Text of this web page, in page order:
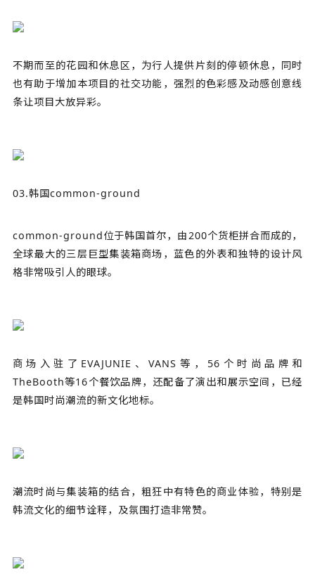
不期而至的花园和休息区，为行人提供片刻的停顿休息，同时
也有助于增加本项目的社交功能，强烈的色彩感及动感创意线
条让项目大放异彩。
03.韩国common-ground
common-ground位于韩国首尔，由200个货柜拼合而成的，
全球最大的三层巨型集装箱商场，蓝色的外表和独特的设计风
格非常吸引人的眼球。
商场入驻了EVAJUNIE、VANS等，56个时尚品牌和
TheBooth等16个餐饮品牌，还配备了演出和展示空间，已经
是韩国时尚潮流的新文化地标。
潮流时尚与集装箱的结合，粗狂中有特色的商业体验，特别是
韩流文化的细节诠释，及氛围打造非常赞。